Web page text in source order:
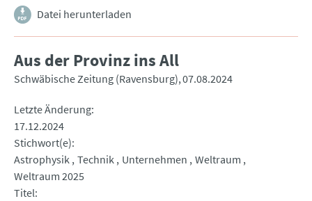
Datei herunterladen
Aus der Provinz ins All
Schwäbische Zeitung (Ravensburg) 07.08.2024
Letzte Änderung
17.12.2024
Stichwort(e)
Astrophysik Technik Unternehmen Weltraum
Weltraum 2025
Titel